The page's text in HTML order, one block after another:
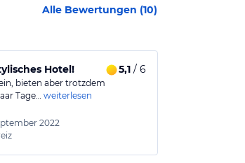
Alle Bewertungen (10)
Hotel! 5,1/ 6
bieten aber trotzdem
Tage… weiterlesen
2022